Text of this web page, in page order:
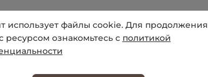
05:57
использует файлы cookie. Для продолжения
ресурсом ознакомьтесь с политикой